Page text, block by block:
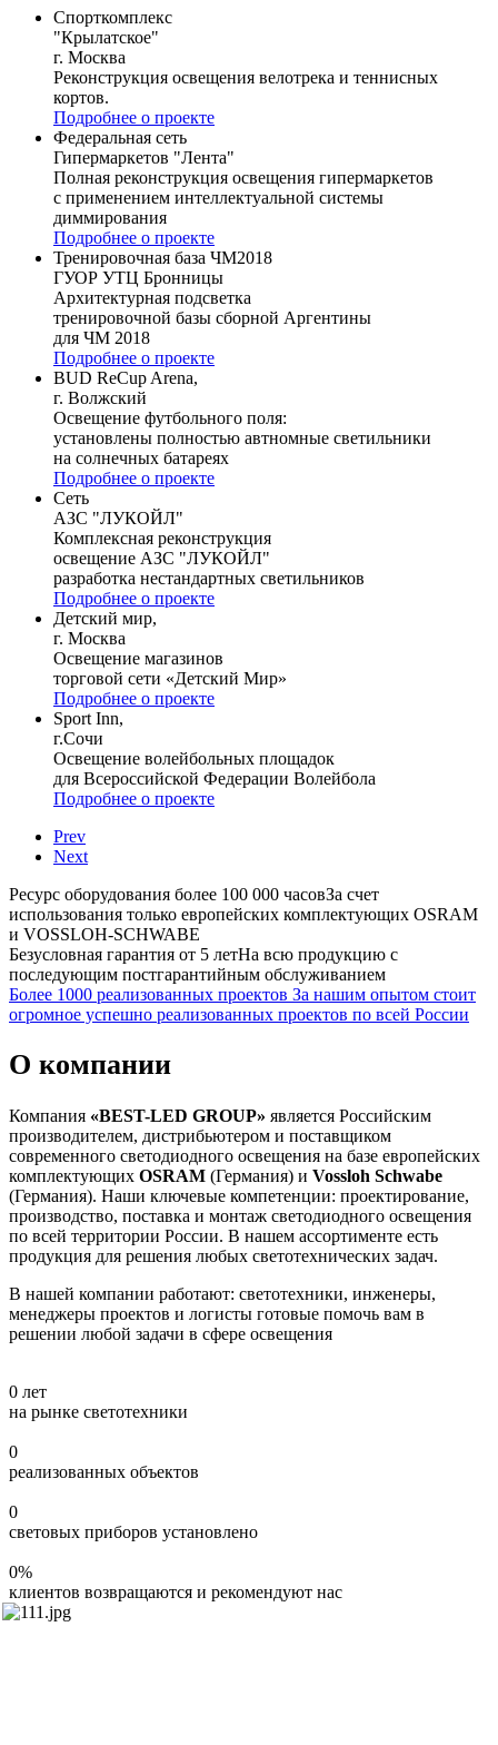
Спорткомплекс
"Крылатское"
г. Москва
Реконструкция освещения велотрека и теннисных
кортов.
Подробнее о проекте
Федеральная сеть
Гипермаркетов "Лента"
Полная реконструкция освещения гипермаркетов
с применением интеллектуальной системы
диммирования
Подробнее о проекте
Тренировочная база ЧМ2018
ГУОР УТЦ Бронницы
Архитектурная подсветка
тренировочной базы сборной Аргентины
для ЧМ 2018
Подробнее о проекте
BUD ReCup Arena,
г. Волжский
Освещение футбольного поля:
установлены полностью автномные светильники
на солнечных батареях
Подробнее о проекте
Сеть
АЗС "ЛУКОЙЛ"
Комплексная реконструкция
освещение АЗС "ЛУКОЙЛ"
разработка нестандартных светильников
Подробнее о проекте
Детский мир,
г. Москва
Освещение магазинов
торговой сети «Детский Мир»
Подробнее о проекте
Sport Inn,
г.Сочи
Освещение волейбольных площадок
для Всероссийской Федерации Волейбола
Подробнее о проекте
Prev
Next
Ресурс оборудования более 100 000 часовЗа счет
использования только европейских комплектующих OSRAM
и VOSSLOH-SCHWABE
Безусловная гарантия от 5 летНа всю продукцию с
последующим постгарантийным обслуживанием
Более 1000 реализованных проектов За нашим опытом стоит
огромное успешно реализованных проектов по всей России
О компании
Компания «BEST-LED GROUP» является Российским
производителем, дистрибьютером и поставщиком
современного светодиодного освещения на базе европейских
комплектующих OSRAM (Германия) и Vossloh Schwabe
(Германия). Наши ключевые компетенции: проектирование,
производство, поставка и монтаж светодиодного освещения
по всей территории России. В нашем ассортименте есть
продукция для решения любых светотехнических задач.
В нашей компании работают: светотехники, инженеры,
менеджеры проектов и логисты готовые помочь вам в
решении любой задачи в сфере освещения
0 лет
на рынке светотехники
0
реализованных объектов
0
световых приборов установлено
0%
клиентов возвращаются и рекомендуют нас